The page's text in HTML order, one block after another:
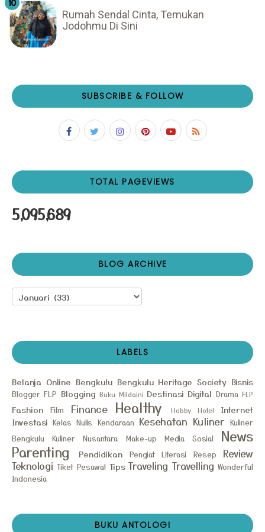
Rumah Sendal Cinta, Temukan
Jodohmu Di Sini
SUBSCRIBE & FOLLOW
TOTAL PAGEVIEWS
5,095,689
BLOG ARCHIVE
LABELS
Belanja Online Bengkulu Bengkulu Heritage Society Bisnis
Blogger FLP Blogging Buku Mildaini Destinasi Digital Drama FLP
Fashion Film Finance Healthy Hobby Hotel
Internet
Investasi Kelas Nulis Kendaraan Kesehatan Kuliner Kuliner
Bengkulu
Kuliner Nusantara Make-up Media Sosial
News
Parenting
Pendidikan Pengiat Literasi Resep
Review
Teknologi Tiket Pesawat Tips Traveling Travelling Wonderful
Indonesia
BUKU ANTOLOGI